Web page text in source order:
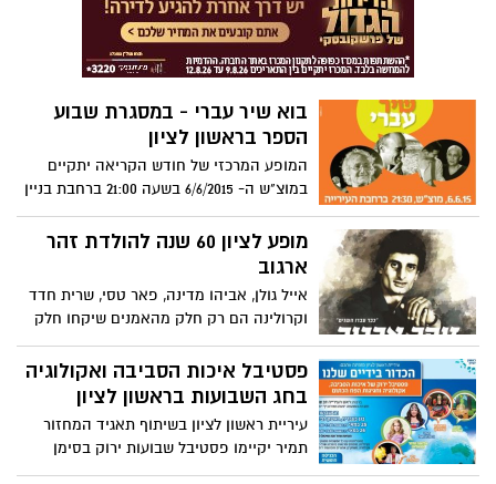
בוא שיר עברי - במסגרת שבוע
הספר בראשון לציון
המופע המרכזי של חודש הקריאה יתקיים
במוצ"ש ה- 6/6/2015 בשעה 21:00 ברחבת בניין
העירייה - הכניסה חופשית.
מופע לציון 60 שנה להולדת זהר
ארגוב
אייל גולן, אביהו מדינה, פאר טסי, שרית חדד
וקרולינה הם רק חלק מהאמנים שיקחו חלק
במופע מרהיב וחד פעמי לציון יום הולדתו
ה-60 של מלך הזמר המזרחי. המופע יתקיים
באמפי פארק זאפה, ראשל"צ.
פסטיבל איכות הסביבה ואקולוגיה
בחג השבועות בראשון לציון
עיריית ראשון לציון בשיתוף תאגיד המחזור
תמיר יקיימו פסטיבל שבועות ירוק בסימן
הפח הכתום במטרה להמשיך ולעודד את